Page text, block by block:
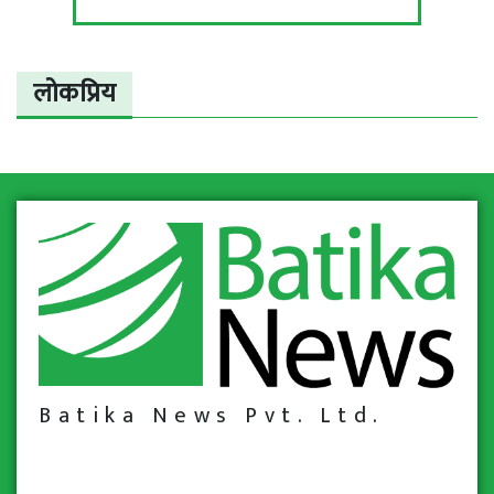
लोकप्रिय
Batika News Pvt. Ltd.